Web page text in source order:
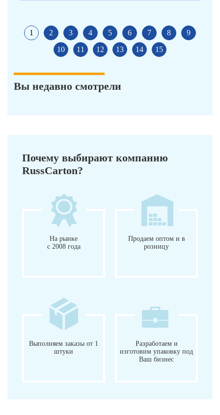
1 2 3 4 5 6 7 8
9
10
11 12 13 14 15
Вы недавно смотрели
Почему выбирают компанию
RussCarton?
На рынке
с 2008 года
Продаем оптом и в
розницу
Выполняем заказы от 1
штуки
Разработаем и
изготовим упаковку под
Ваш бизнес